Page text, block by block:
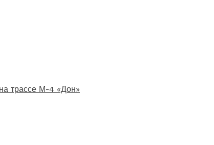
трассе М-4 «Дон»